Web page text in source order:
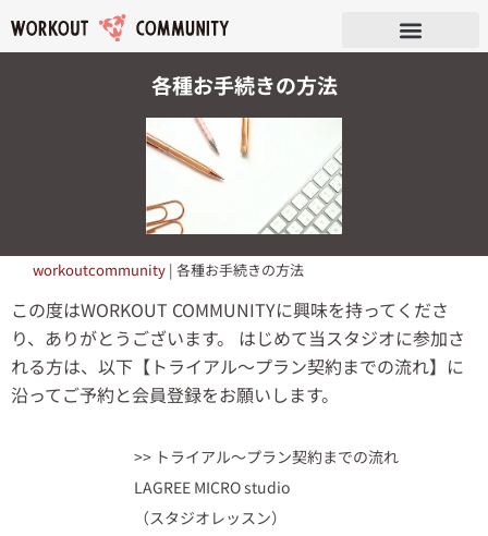
各種お手続きの方法
workoutcommunity | 各種お手続きの方法
この度はWORKOUT COMMUNITYに興味を持ってくださ
り、ありがとうございます。 はじめて当スタジオに参加さ
れる方は、以下【トライアル～プラン契約までの流れ】に
沿ってご予約と会員登録をお願いします。
>> トライアル〜プラン契約までの流れ
LAGREE MICRO studio
（スタジオレッスン）